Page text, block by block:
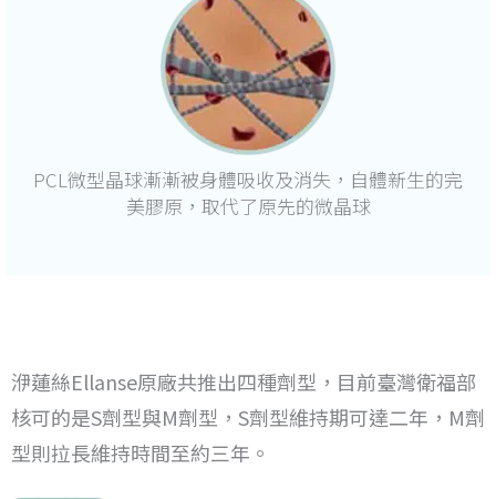
PCL微型晶球漸漸被身體吸收及消失，自體新生的完
美膠原，取代了原先的微晶球
洢蓮絲Ellanse原廠共推出四種劑型，目前臺灣衛福部
核可的是S劑型與M劑型，S劑型維持期可達二年，M劑
型則拉長維持時間至約三年。